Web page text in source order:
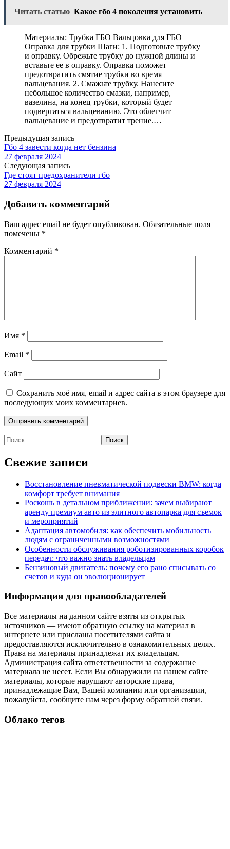
Читать статью Какое гбо 4 поколения установить
Материалы: Трубка ГБО Вальцовка для ГБО
Оправка для трубки Шаги: 1. Подготовьте трубку
и оправку. Обрежьте трубку до нужной длины и
вставьте ее в оправку. Оправка поможет
предотвратить смятие трубки во время
вальцевания. 2. Смажьте трубку. Нанесите
небольшое количество смазки, например,
вазелина, на конец трубки, который будет
подвергаться вальцеванию. Это облегчит
вальцевание и предотвратит трение.…
Предыдущая запись
Гбо 4 завести когда нет бензина
27 февраля 2024
Следующая запись
Где стоят предохранители гбо
27 февраля 2024
Добавить комментарий
Ваш адрес email не будет опубликован. Обязательные поля
помечены *
Комментарий *
Имя *
Email *
Сайт
Сохранить моё имя, email и адрес сайта в этом браузере для
последующих моих комментариев.
Найти:
Свежие записи
Восстановление пневматической подвески BMW: когда
комфорт требует внимания
Роскошь в детальном приближении: зачем выбирают
аренду премиум авто из элитного автопарка для съемок
и мероприятий
Адаптация автомобиля: как обеспечить мобильность
людям с ограниченными возможностями
Особенности обслуживания роботизированных коробок
передач: что важно знать владельцам
Бензиновый двигатель: почему его рано списывать со
счетов и куда он эволюционирует
Информация для правообладателей
Все материалы на данном сайте взяты из открытых
источников — имеют обратную ссылку на материал в
интернете или присланы посетителями сайта и
предоставляются исключительно в ознакомительных целях.
Права на материалы принадлежат их владельцам.
Администрация сайта ответственности за содержание
материала не несет. Если Вы обнаружили на нашем сайте
материалы, которые нарушают авторские права,
принадлежащие Вам, Вашей компании или организации,
пожалуйста, сообщите нам через форму обратной связи.
Облако тегов